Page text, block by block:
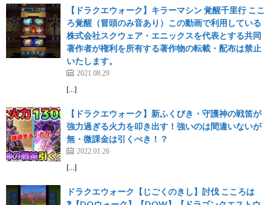
【ドラクエウォーク】キラーマシン 覚醒千里行 ここ
ろ覚醒（冒頭のみ音あり）この動画で利用している
株式会社スクウェア・エニックスを代表とする共同
著作者が権利を所有する著作物の転載・配布は禁止
いたします。
2021.08.29
[…]
【ドラクエウォーク】新ふくびき・守護神の戦笛が
強力過ぎる火力を叩き出す！強いのは間違いないが
無・微課金は引くべき！？
2022.01.26
[…]
ドラクエウォーク【じごくのきし】討伐 こころは